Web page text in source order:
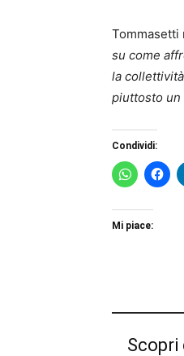
Tommasetti
su come
la
piuttosto un
Condividi:
Mi piace:
Scopri